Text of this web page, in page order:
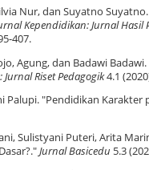
Nur, dan Suyatno
Kependidikan: Jurnal
407.
Agung, dan Badawi
Jurnal Riset Pedagogik4.1
Palupi. "Pendidikan Karakter
Sulistyani Puteri, Arita
Jurnal Basicedu 5.3